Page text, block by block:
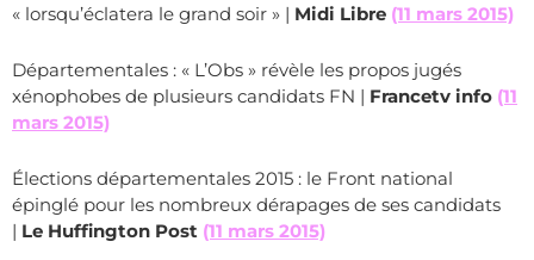
« lorsqu’éclatera le grand soir » | Midi Libre (11 mars 2015)
Départementales : « L’Obs » révèle les propos jugés
xénophobes de plusieurs candidats FN | Francetv info (11
mars 2015)
Élections départementales 2015 : le Front national
épinglé pour les nombreux dérapages de ses candidats
| Le Huffington Post (11 mars 2015)